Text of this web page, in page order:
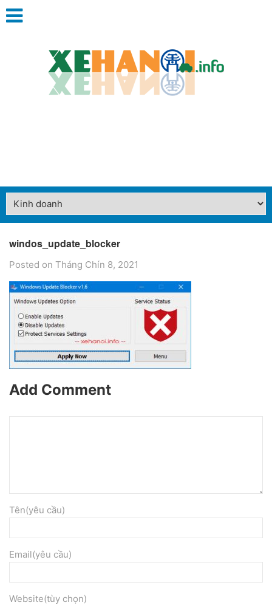
windos_update_blocker
Posted on Tháng Chín 8, 2021
Add Comment
Tên(yêu cầu)
Email(yêu cầu)
Website(tùy chọn)